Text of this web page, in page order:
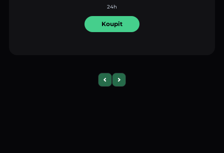
24h
Koupit
Previous slide
Next slide